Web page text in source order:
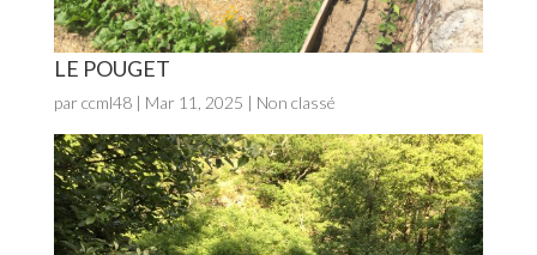
LE POUGET
par ccml48| Mar 11, 2025 | Non classé